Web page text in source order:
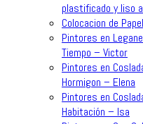
plastificado y liso
Colocacion de
Pintores en
Tiempo – Victor
Pintores en
Hormigon – Elena
Pintores en
Habitación – Isa